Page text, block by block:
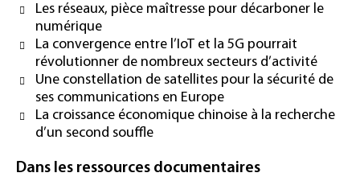
Les réseaux, pièce maîtresse pour décarboner le
numérique
La convergence entre l’IoT et la 5G pourrait
révolutionner de nombreux secteurs d’activité
Une constellation de satellites pour la sécurité de
ses communications en Europe
La croissance économique chinoise à la recherche
d’un second souffle
Dans les ressources documentaires